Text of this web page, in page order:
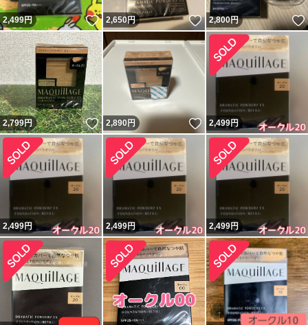
2,499円 いいね！
2,650円 いいね！
2,800円
2,799円 いいね！
2,890円 いいね！
2,499円
2,499円 2,499円 2,499円